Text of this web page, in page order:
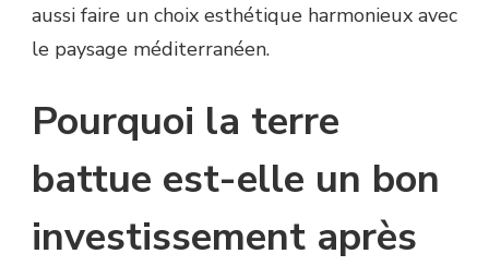
aussi faire un choix esthétique harmonieux avec
le paysage méditerranéen.
Pourquoi la terre
battue est-elle un bon
investissement après